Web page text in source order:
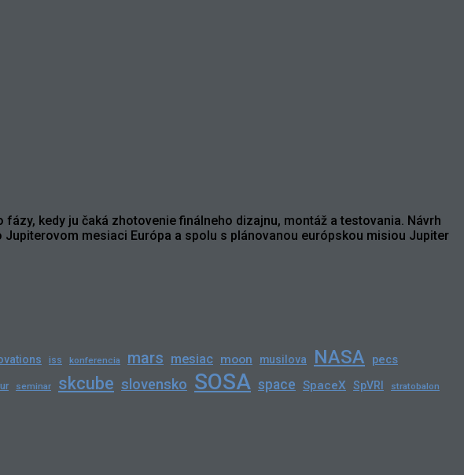
kedy ju čaká zhotovenie finálneho dizajnu, montáž a testovania. Návrh
mesiaci Európa a spolu s plánovanou európskou misiou Jupiter
iss konferencia mars mesiac moon musilova NASA pecs
seminar skcube slovensko SOSA space SpaceX SpVRI stratobalon